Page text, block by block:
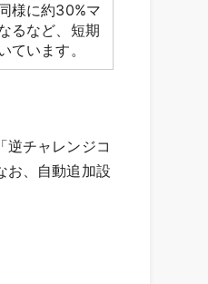
様に約30%マ
るなど、短期
ています。
逆チャレンジコ
お、自動追加設